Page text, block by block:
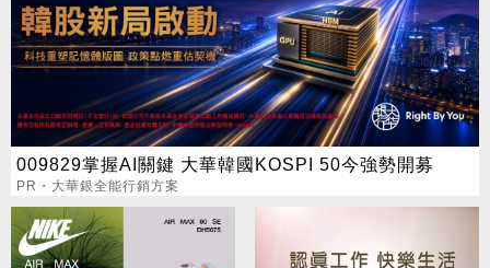
009829掌握AI關鍵 大華韓國KOSPI 50今強勢開募
PR・大華銀全能行銷方案